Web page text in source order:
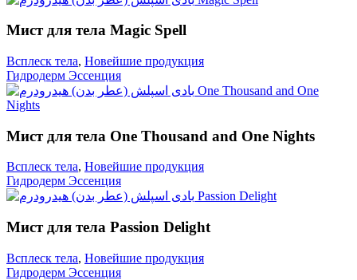
Мист для тела Magic Spell
Всплеск тела, Новейшие продукция
Гидродерм Эссенция
Мист для тела One Thousand and One Nights
Всплеск тела, Новейшие продукция
Гидродерм Эссенция
Мист для тела Passion Delight
Всплеск тела, Новейшие продукция
Гидродерм Эссенция